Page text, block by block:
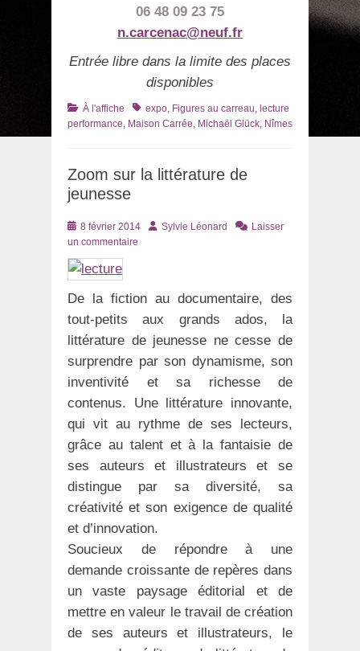
06 48 09 23 75
n.carcenac@neuf.fr
Entrée libre dans la limite des places
disponibles
Catégories
À l'affiche Tagsexpo, Figures au carreau, lecture
performance, Maison Carrée, Michaël Glück, Nîmes
Zoom sur la littérature de
jeunesse
Posté
le
8 février 2014 AuteurSylvie Léonard
Laisser
un commentaire
De la fiction au documentaire, des
tout-petits aux grands ados, la
littérature de jeunesse ne cesse de
surprendre par son dynamisme, son
inventivité et sa richesse de
contenus. Une littérature innovante,
qui vit au rythme de ses lecteurs,
grâce au talent et à la fantaisie de
ses auteurs et illustrateurs et se
distingue par sa diversité, sa
créativité et son exigence de qualité
et d’innovation.
Soucieux de répondre à une
demande croissante de repères dans
un vaste paysage éditorial et de
mettre en valeur le travail de création
de ses auteurs et illustrateurs, le